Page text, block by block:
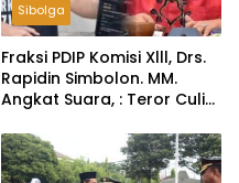
Sibolga
Fraksi PDIP Komisi Xlll, Drs.
Rapidin Simbolon. MM.
Angkat Suara, : Teror Culik
Harus Ungkap Tak Cukup
Hanya Klarifikasi